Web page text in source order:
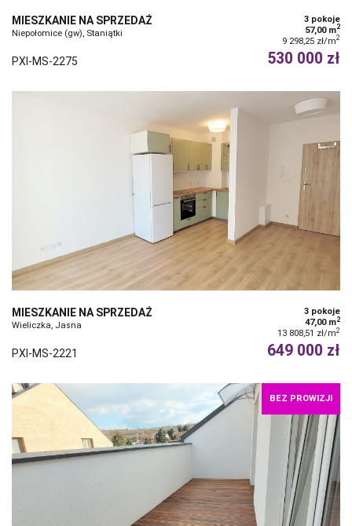
MIESZKANIE NA SPRZEDAŻ
Niepołomice (gw), Staniątki
3 pokoje
57,00 m2
9 298,25 zł/m2
PXI-MS-2275 530 000 zł
MIESZKANIE NA SPRZEDAŻ
Wieliczka, Jasna
3 pokoje
47,00 m2
13 808,51 zł/m2
PXI-MS-2221 649 000 zł
BEZ PROWIZJI